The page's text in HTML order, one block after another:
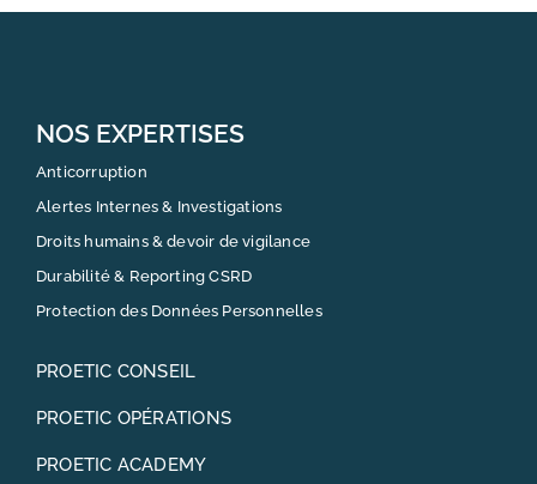
NOS EXPERTISES
Anticorruption
Alertes Internes & Investigations
Droits humains & devoir de vigilance
Durabilité & Reporting CSRD
Protection des Données Personnelles
PROETIC CONSEIL
PROETIC OPÉRATIONS
PROETIC ACADEMY